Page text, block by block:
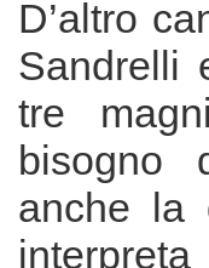
D’altro
Sandrelli
tre
bisogno
anche la